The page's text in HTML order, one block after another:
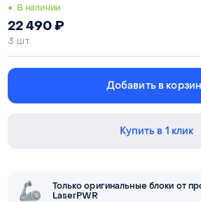
● В наличии
22 490₽
3 шт.
Добавить в
Купить в 1 клик
Только оригинальные блоки от
LaserPWR